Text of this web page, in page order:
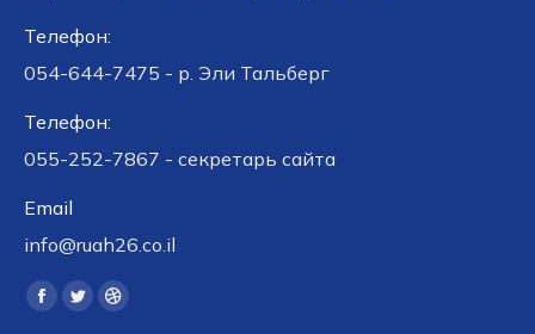
Телефон:
054-644-7475 - р. Эли Тальберг
Телефон:
055-252-7867 - секретарь сайта
Email
info@ruah26.co.il
Ищите нас:
Страница
Страница
Страница